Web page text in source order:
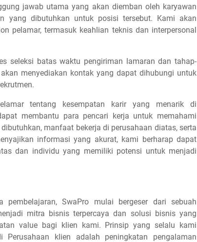
jawab utama yang akan diemban oleh karyawan
yang dibutuhkan untuk posisi tersebut. Kami akan
pelamar, termasuk keahlian teknis dan interpersonal
seleksi batas waktu pengiriman lamaran dan tahap-
menyediakan kontak yang dapat dihubungi untuk
tentang kesempatan karir yang menarik di
membantu para pencari kerja untuk memahami
manfaat bekerja di perusahaan diatas, serta
informasi yang akurat, kami berharap dapat
dan individu yang memiliki potensi untuk menjadi
pembelajaran, SwaPro mulai bergeser dari sebuah
mitra bisnis terpercaya dan solusi bisnis yang
value bagi klien kami. Prinsip yang selalu kami
klien adalah peningkatan pengalaman